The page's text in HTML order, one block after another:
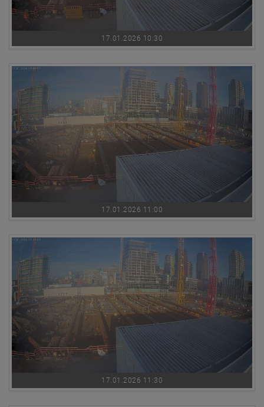
17.01.2026 10:30
17.01.2026 11:00
17.01.2026 11:30